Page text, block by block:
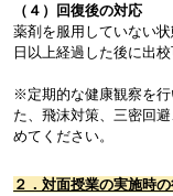
（４）回復後の対応
薬剤を服用していない
日以上経過した後に出校
※定期的な健康観察を行
た、飛沫対策、三密回
めてください。
２．対面授業の実施時